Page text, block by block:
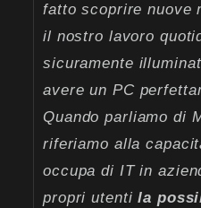
fatto scoprire nuove
il nostro lavoro
sicuramente
avere un PC
Quando parliamo di
riferiamo alla
occupa di IT in
propri utentila